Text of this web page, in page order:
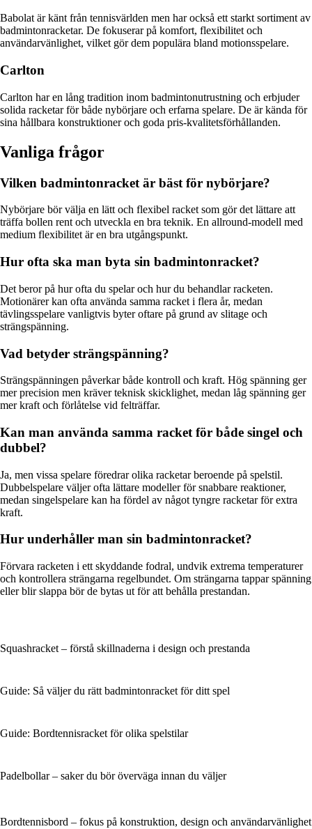
Babolat är känt från tennisvärlden men har också ett starkt sortiment av
badmintonracketar. De fokuserar på komfort, flexibilitet och
användarvänlighet, vilket gör dem populära bland motionsspelare.
Carlton
Carlton har en lång tradition inom badmintonutrustning och erbjuder
solida racketar för både nybörjare och erfarna spelare. De är kända för
sina hållbara konstruktioner och goda pris-kvalitetsförhållanden.
Vanliga frågor
Vilken badmintonracket är bäst för nybörjare?
Nybörjare bör välja en lätt och flexibel racket som gör det lättare att
träffa bollen rent och utveckla en bra teknik. En allround-modell med
medium flexibilitet är en bra utgångspunkt.
Hur ofta ska man byta sin badmintonracket?
Det beror på hur ofta du spelar och hur du behandlar racketen.
Motionärer kan ofta använda samma racket i flera år, medan
tävlingsspelare vanligtvis byter oftare på grund av slitage och
strängspänning.
Vad betyder strängspänning?
Strängspänningen påverkar både kontroll och kraft. Hög spänning ger
mer precision men kräver teknisk skicklighet, medan låg spänning ger
mer kraft och förlåtelse vid felträffar.
Kan man använda samma racket för både singel och
dubbel?
Ja, men vissa spelare föredrar olika racketar beroende på spelstil.
Dubbelspelare väljer ofta lättare modeller för snabbare reaktioner,
medan singelspelare kan ha fördel av något tyngre racketar för extra
kraft.
Hur underhåller man sin badmintonracket?
Förvara racketen i ett skyddande fodral, undvik extrema temperaturer
och kontrollera strängarna regelbundet. Om strängarna tappar spänning
eller blir slappa bör de bytas ut för att behålla prestandan.
Squashracket – förstå skillnaderna i design och prestanda
Guide: Så väljer du rätt badmintonracket för ditt spel
Guide: Bordtennisracket för olika spelstilar
Padelbollar – saker du bör överväga innan du väljer
Bordtennisbord – fokus på konstruktion, design och användarvänlighet